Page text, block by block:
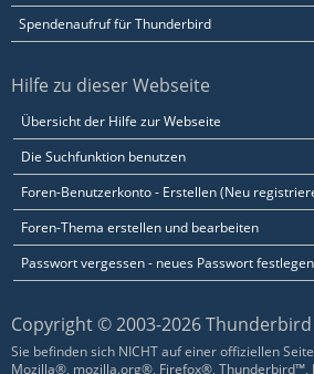
Spendenaufruf für Thunderbird
Hilfe zu dieser Webseite
Übersicht der Hilfe zur Webseite
Die Suchfunktion benutzen
Foren-Benutzerkonto - Erstellen (Neu
Foren-Thema erstellen und bearbeiten
Passwort vergessen - neues Passwort festlegen
Copyright © 2003-2026 Thunderbird
Sie befinden sich NICHT auf einer offiziellen
Mozilla®, mozilla.org®, Firefox®, Thunderbird™,